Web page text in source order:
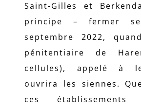
Saint-Gilles et
principe – fermer
septembre 2022,
pénitentiaire de
cellules), appelé à
ouvrira les siennes.
ces établissements